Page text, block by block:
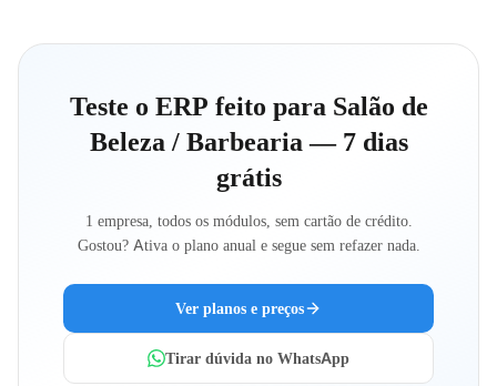
Teste o ERP feito para Salão de
Beleza / Barbearia — 7 dias
grátis
1 empresa, todos os módulos, sem cartão de crédito.
Gostou? Ativa o plano anual e segue sem refazer nada.
Ver planos e preços
Tirar dúvida no WhatsApp